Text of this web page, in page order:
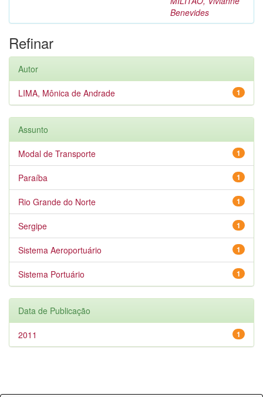
Benevides
Refinar
Autor
1
LIMA, Mônica de Andrade
Assunto
1
Modal de Transporte
1
Paraíba
1
Rio Grande do Norte
1
Sergipe
1
Sistema Aeroportuário
1
Sistema Portuário
Data de Publicação
1
2011